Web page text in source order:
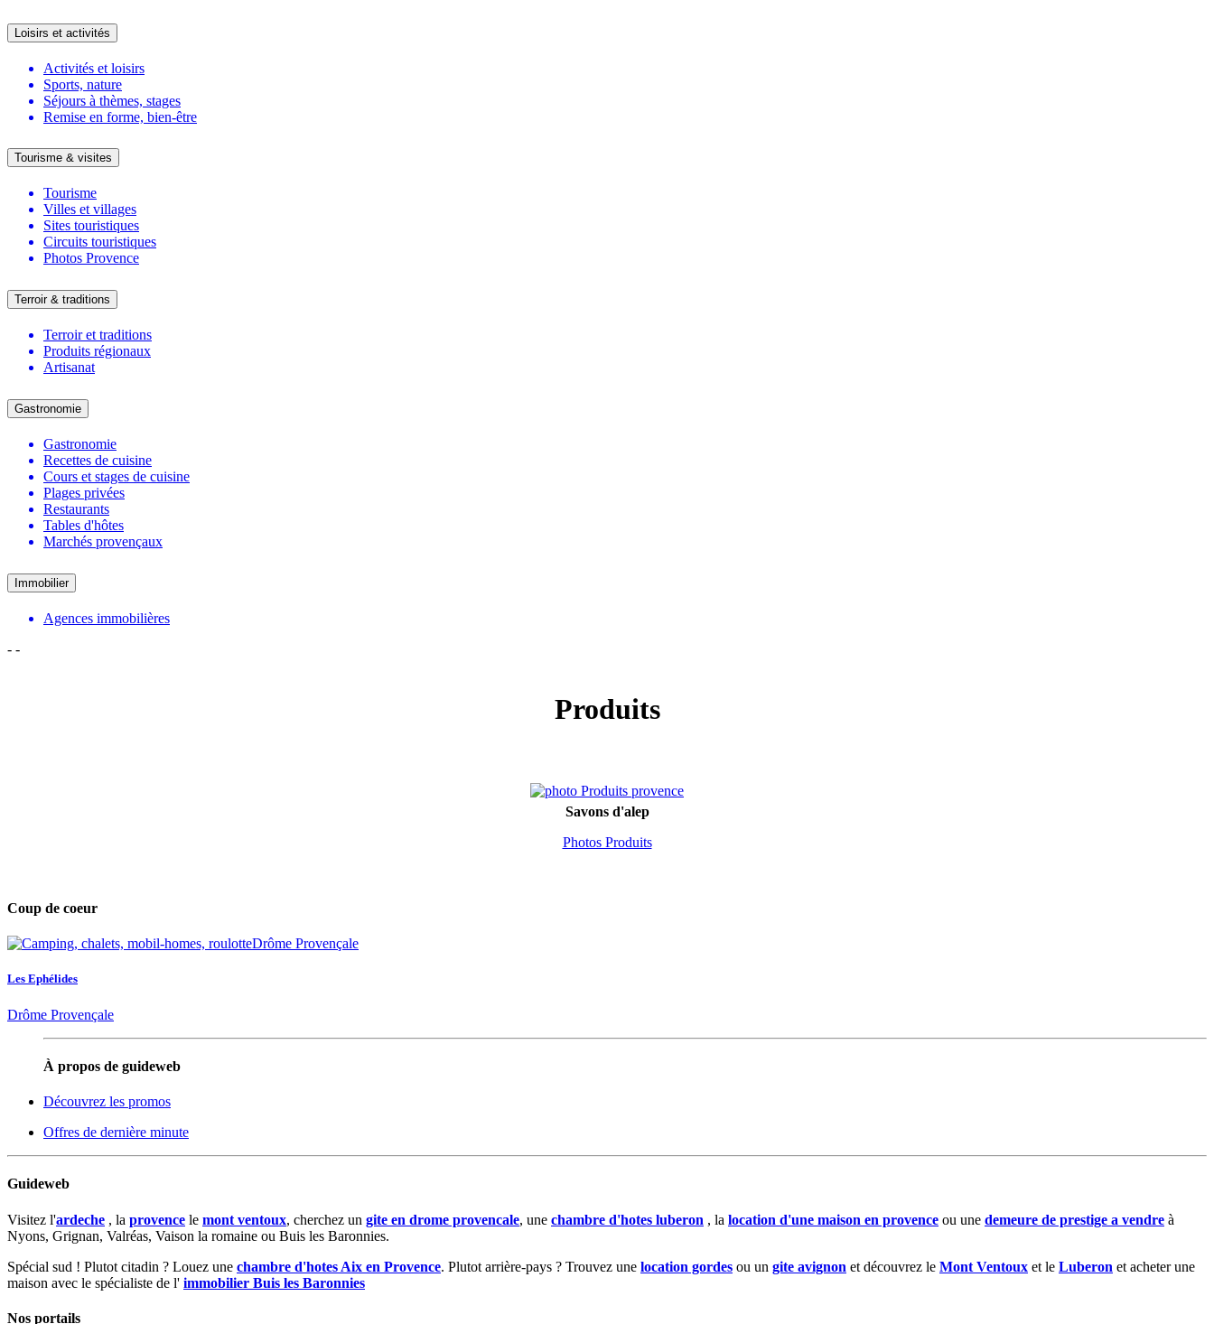
Loisirs et activités
Activités et loisirs
Sports, nature
Séjours à thèmes, stages
Remise en forme, bien-être
Tourisme & visites
Tourisme
Villes et villages
Sites touristiques
Circuits touristiques
Photos Provence
Terroir & traditions
Terroir et traditions
Produits régionaux
Artisanat
Gastronomie
Gastronomie
Recettes de cuisine
Cours et stages de cuisine
Plages privées
Restaurants
Tables d'hôtes
Marchés provençaux
Immobilier
Agences immobilières
- -
Produits
Savons d'alep
Photos Produits
Coup de coeur
Les Ephélides
Drôme Provençale
À propos de guideweb
Découvrez les promos
Offres de dernière minute
Guideweb
Visitez l'ardeche , la provence le mont ventoux, cherchez un gite en drome provencale, une chambre d'hotes luberon , la location d'une maison en provence ou une demeure de prestige a vendre à
Nyons, Grignan, Valréas, Vaison la romaine ou Buis les Baronnies.
Spécial sud ! Plutot citadin ? Louez une chambre d'hotes Aix en Provence. Plutot arrière-pays ? Trouvez une location gordes ou un gite avignon et découvrez le Mont Ventoux et le Luberon et acheter une
maison avec le spécialiste de l' immobilier Buis les Baronnies
Nos portails